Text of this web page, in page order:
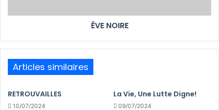
ÊVE NOIRE
Articles similaires
RETROUVAILLES
10/07/2024
La Vie, Une Lutte Digne!
09/07/2024